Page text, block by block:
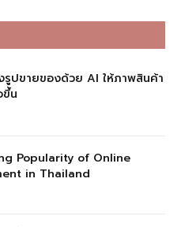
รูปขายของด้วย AI ให้ภาพสินค้า
น
Popularity of Online
in Thailand